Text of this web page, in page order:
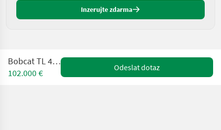
Inzerujte zdarma
Bobcat TL 43-80 HF
102.000 €
Odeslat dotaz